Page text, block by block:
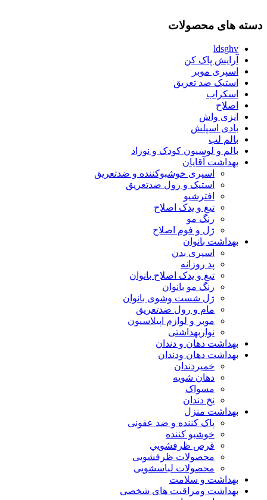
دسته های محصولات
ldsghv
آرایش پاک کن
اسپری موبر
استیک ضد تعریق
اسکراب
اصلاح
ایزی واش
بادی اسپلش
بالم لب
بالم و لوسیون کودک و نوزاد
بهداشت آقایان
اسپری خوشبوکننده و ضدتعریق
استیک و رول ضدتعریق
افترشیو
تیغ و یدک اصلاح
رنگ مو
ژل و فوم اصلاح
بهداشت بانوان
اسپری بدن
پد روزانه
تیغ و یدک اصلاح بانوان
رنگ مو بانوان
ژل شست وشوی بانوان
مام و رول ضدتعریق
موبر و لوازم اپیلاسیون
نواربهداشتی
بهداشت دهان و دندان
بهداشت دهان ودندان
خمیردندان
دهان شویه
مسواک
نخ دندان
بهداشت منزل
پاک کننده و ضد عفونی
خوشبو کننده
قرص ظرفشويي
محصولات ظرفشویی
محصولات لباسشویی
بهداشت و سلامت
بهداشت ومراقبت های شخصی